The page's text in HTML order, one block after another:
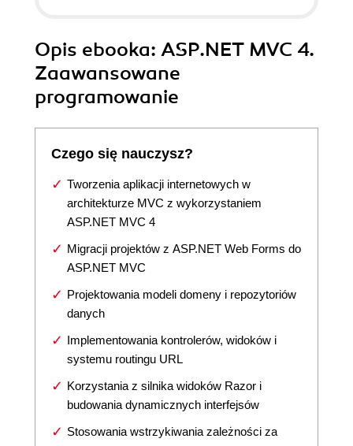
Opis ebooka: ASP.NET MVC 4.
Zaawansowane
programowanie
Czego się nauczysz?
Tworzenia aplikacji internetowych w
architekturze MVC z wykorzystaniem
ASP.NET MVC 4
Migracji projektów z ASP.NET Web Forms do
ASP.NET MVC
Projektowania modeli domeny i repozytoriów
danych
Implementowania kontrolerów, widoków i
systemu routingu URL
Korzystania z silnika widoków Razor i
budowania dynamicznych interfejsów
Stosowania wstrzykiwania zależności za